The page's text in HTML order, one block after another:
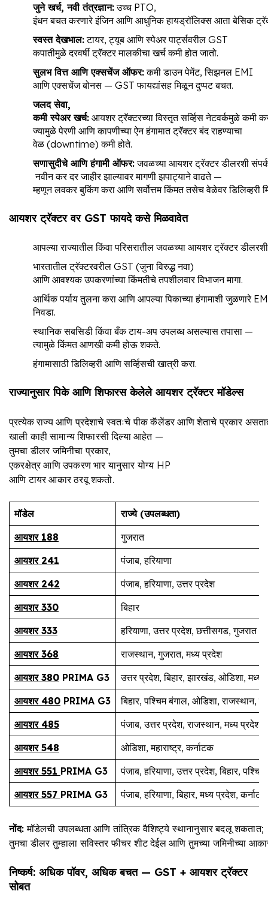
जुने खर्च,नवी तंत्रज्ञान:उच्च PTO,
इंधन बचत करणारे इंजिन आणि आधुनिक हायड्रॉलिक्स आता बेसिक
स्वस्त देखभाल:टायर, ट्यूब आणि स्पेअर पार्ट्सवरील GST
कपातीमुळे दरवर्षी ट्रॅक्टर मालकीचा खर्च कमी होत जातो.
सुलभ वित्त आणि एक्सचेंज ऑफर:कमी डाउन पेमेंट, सिझनल EMI
आणि एक्सचेंज बोनस — GST फायद्यांसह मिळून दुप्पट बचत.
जलद सेवा,
कमी स्पेअर खर्च: आयशर ट्रॅक्टरच्या विस्तृत सर्व्हिस नेटवर्कमुळे कमी
ज्यामुळे पेरणी आणि कापणीच्या ऐन हंगामात ट्रॅक्टर बंद राहण्याचा
वेळ (downtime) कमी होते.
सणासुदीचे आणि हंगामी ऑफर:जवळच्या आयशर ट्रॅक्टर डीलरशी संपर्क
नवीन कर दर जाहीर झाल्यावर मागणी झपाट्याने वाढते —
म्हणून लवकर बुकिंग करा आणि सर्वोत्तम किंमत तसेच वेळेवर डिलिव्हरी
आयशर ट्रॅक्टर वरGSTफायदे कसे मिळवावेत
आपल्या राज्यातील किंवा परिसरातील जवळच्या आयशर ट्रॅक्टर
भारतातील ट्रॅक्टरवरील GST (जुना विरुद्ध नवा)
आणि आवश्यक उपकरणांच्या किंमतीचे तपशीलवार विभाजन मागा.
आर्थिक पर्याय तुलना करा आणि आपल्या पिकाच्या हंगामाशी जुळणारे
निवडा.
स्थानिक सबसिडी किंवा बँक टाय-अप उपलब्ध असल्यास तपासा —
त्यामुळे किंमत आणखी कमी होऊ शकते.
हंगामासाठी डिलिव्हरी आणि सर्व्हिसची खात्री करा.
राज्यानुसार पिके आणि शिफारस केलेले आयशर ट्रॅक्टर मॉडेल्स
प्रत्येक राज्य आणि प्रदेशाचे स्वतःचे पीक कॅलेंडर आणि शेताचे प्रकार
खाली काही सामान्य शिफारसी दिल्या आहेत —
तुमचा डीलर जमिनीचा प्रकार,
एकरक्षेत्र आणि उपकरण भार यानुसार योग्य HP
आणि टायर आकार ठरवू शकतो.
मॉडेल राज्ये(उपलब्धता)
आयशर 188
गुजरात
आयशर 241
पंजाब, हरियाणा
आयशर 242
पंजाब, हरियाणा, उत्तर प्रदेश
आयशर 330
बिहार
आयशर 333
हरियाणा, उत्तर प्रदेश, छत्तीसगड, गुजरात
आयशर 368
राजस्थान, गुजरात, मध्य प्रदेश
आयशर 380 PRIMA G3
उत्तर प्रदेश, बिहार, झारखंड, ओडिशा, मध्य
आयशर 480 PRIMA G3
बिहार, पश्चिम बंगाल, ओडिशा, राजस्थान,
आयशर 485
पंजाब, उत्तर प्रदेश, राजस्थान, मध्य प्रदेश,
आयशर 548
ओडिशा, महाराष्ट्र, कर्नाटक
आयशर 551 PRIMA G3
पंजाब, हरियाणा, उत्तर प्रदेश, बिहार,
आयशर 557 PRIMA G3 पंजाब, हरियाणा, बिहार, मध्य प्रदेश, कर्नाटक
नोंद: मॉडेलची उपलब्धता आणि तांत्रिक वैशिष्ट्ये स्थानानुसार बदलू शकतात;
तुमचा डीलर तुम्हाला सविस्तर फीचर शीट देईल आणि तुमच्या जमिनीच्या
निष्कर्ष: अधिक पॉवर, अधिक बचत— GST + आयशर ट्रॅक्टर
सोबत